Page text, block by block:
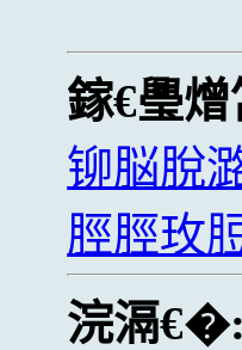
鎵€璺熷
铆脳脫
脛脛玫
浣滆€�: